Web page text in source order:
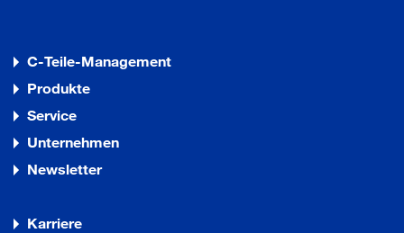
C-Teile-Management
Produkte
Service
Unternehmen
Newsletter
Karriere